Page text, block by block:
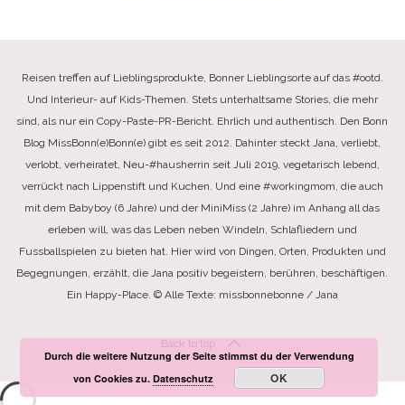
Reisen treffen auf Lieblingsprodukte, Bonner Lieblingsorte auf das #ootd.
Und Interieur- auf Kids-Themen. Stets unterhaltsame Stories, die mehr
sind, als nur ein Copy-Paste-PR-Bericht. Ehrlich und authentisch. Den Bonn
Blog MissBonn(e)Bonn(e) gibt es seit 2012. Dahinter steckt Jana, verliebt,
verlobt, verheiratet, Neu-#hausherrin seit Juli 2019, vegetarisch lebend,
verrückt nach Lippenstift und Kuchen. Und eine #workingmom, die auch
mit dem Babyboy (6 Jahre) und der MiniMiss (2 Jahre) im Anhang all das
erleben will, was das Leben neben Windeln, Schlafliedern und
Fussballspielen zu bieten hat. Hier wird von Dingen, Orten, Produkten und
Begegnungen, erzählt, die Jana positiv begeistern, berühren, beschäftigen.
Ein Happy-Place. © Alle Texte: missbonnebonne / Jana
Back to top
Durch die weitere Nutzung der Seite stimmst du der Verwendung
von Cookies zu.Datenschutz OK